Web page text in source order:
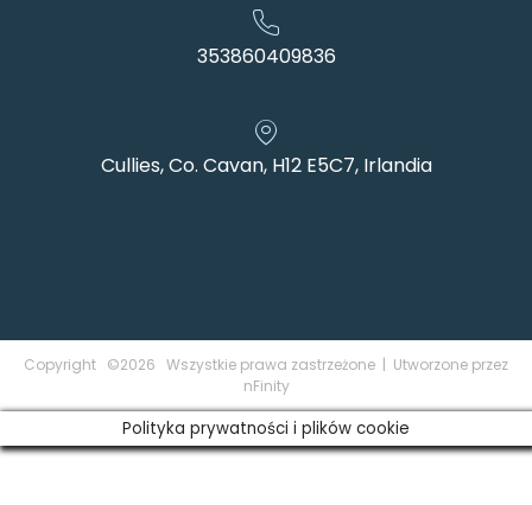
353860409836
Cullies, Co. Cavan, H12 E5C7, Irlandia
Copyright ©2026 Wszystkie prawa zastrzeżone | Utworzone przez
nFinity
Polityka prywatności i plików cookie